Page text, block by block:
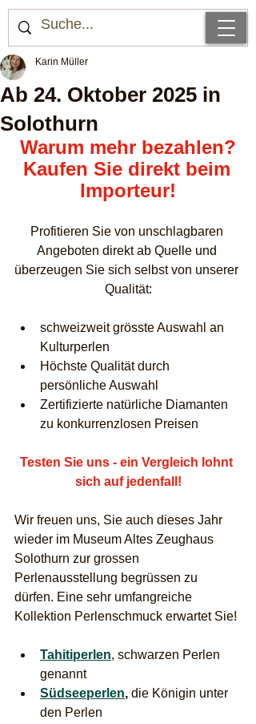
Ab 24. Oktober 2025 in
Solothurn
Karin Müller
Warum mehr bezahlen?
Kaufen Sie direkt beim
Importeur!
Profitieren Sie von unschlagbaren
Angeboten direkt ab Quelle und
überzeugen Sie sich selbst von unserer
Qualität:
schweizweit grösste Auswahl an
Kulturperlen
Höchste Qualität durch
persönliche Auswahl
Zertifizierte natürliche Diamanten
zu konkurrenzlosen Preisen
Testen Sie uns - ein Vergleich lohnt
sich auf jedenfall!
Wir freuen uns, Sie auch dieses Jahr
wieder im Museum Altes Zeughaus
Solothurn zur grossen
Perlenausstellung begrüssen zu
dürfen. Eine sehr umfangreiche
Kollektion Perlenschmuck erwartet Sie!
Tahitiperlen, schwarzen Perlen
genannt
Südseeperlen, die Königin unter
den Perlen